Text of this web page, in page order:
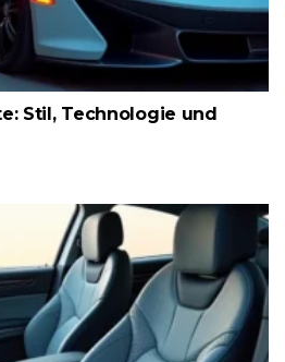
Stil, Technologie und